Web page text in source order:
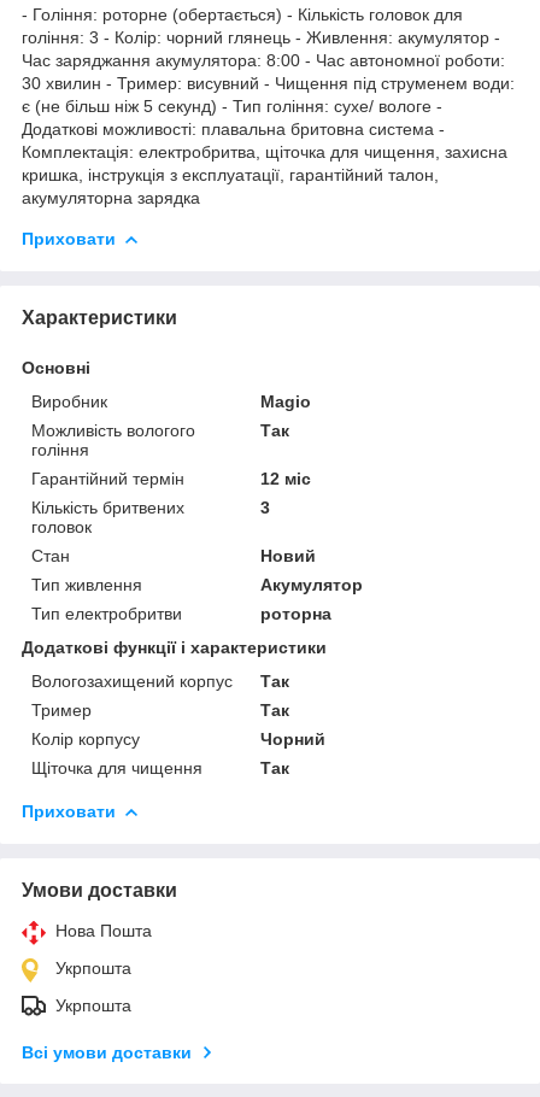
- Гоління: роторне (обертається) - Кількість головок для
гоління: 3 - Колір: чорний глянець - Живлення: акумулятор -
Час заряджання акумулятора: 8:00 - Час автономної роботи:
30 хвилин - Тример: висувний - Чищення під струменем води:
є (не більш ніж 5 секунд) - Тип гоління: сухе/ вологе -
Додаткові можливості: плавальна бритовна система -
Комплектація: електробритва, щіточка для чищення, захисна
кришка, інструкція з експлуатації, гарантійний талон,
акумуляторна зарядка
Приховати
Характеристики
Основні
Виробник
Magio
Можливість вологого
гоління
Так
Гарантійний термін
12 міс
Кількість бритвених
головок
3
Стан
Новий
Тип живлення
Акумулятор
Тип електробритви
роторна
Додаткові функції і характеристики
Вологозахищений корпус
Так
Тример
Так
Колір корпусу
Чорний
Щіточка для чищення
Так
Приховати
Умови доставки
Нова Пошта
Укрпошта
Укрпошта
Всі умови доставки